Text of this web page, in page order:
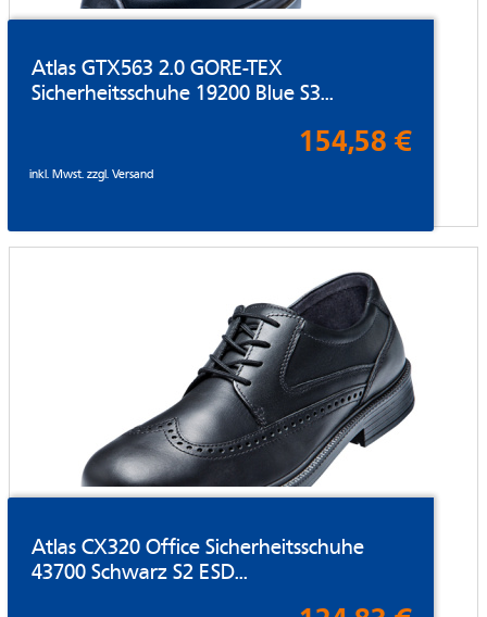
Atlas GTX563 2.0 GORE-TEX
Sicherheitsschuhe 19200 Blue S3...
154,58 €
inkl. Mwst. zzgl.Versand
Atlas CX320 Office Sicherheitsschuhe
43700 Schwarz S2 ESD...